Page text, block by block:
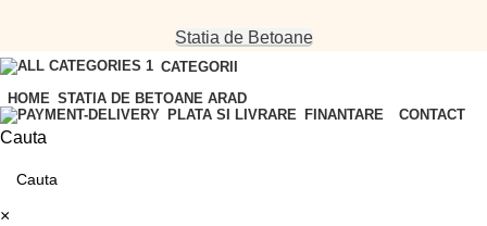
Statia de Betoane
CATEGORII
HOME STATIA DE BETOANE ARAD
PLATA SI LIVRARE FINANTARE CONTACT
Cauta
×